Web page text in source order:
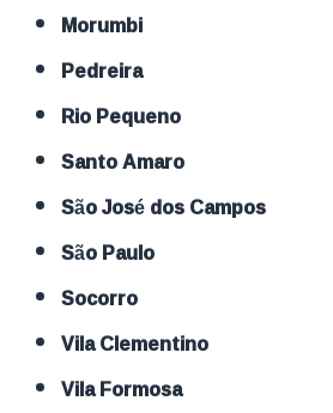
Morumbi
Pedreira
Rio Pequeno
Santo Amaro
São José dos Campos
São Paulo
Socorro
Vila Clementino
Vila Formosa